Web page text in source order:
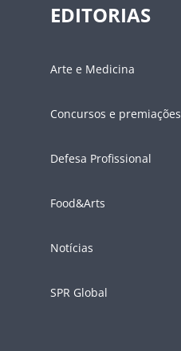
EDITORIAS
Arte e Medicina
Concursos e premiações
Defesa Profissional
Food&Arts
Notícias
SPR Global